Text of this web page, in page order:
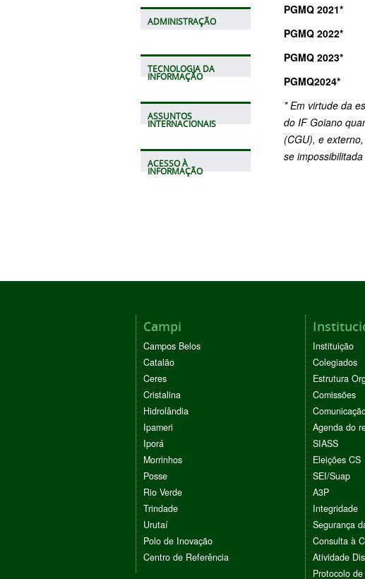
ADMINISTRAÇÃO
TECNOLOGIA DA
INFORMAÇÃO
ASSUNTOS
INTERNACIONAIS
ACESSO À
INFORMAÇÃO
PGMQ 2021*
PGMQ 2022*
PGMQ 2023*
PGMQ2024*
* Em virtude da
do IF Goiano
(CGU), e
se
Campi
Campos Belos
Catalão
Ceres
Cristalina
Hidrolândia
Ipameri
Iporá
Morrinhos
Posse
Rio Verde
Trindade
Urutaí
Polo de Inovação
Centro de Referência
Instituição
Colegiados
Estrutura
Comissões
Agenda do
SIASS
Eleições CS
SEI/Suap
A3P
Integridade
Segurança
Consulta à
Atividade
Protocolo